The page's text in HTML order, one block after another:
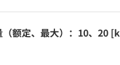
额定、最大）：10、20